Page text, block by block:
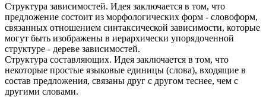
Структура зависимостей. Идея заключается в том, что
предложение состоит из морфологических форм - словоформ,
связанных отношением синтаксической зависимости, которые
могут быть изображены в иерархически упорядоченной
структуре - дереве зависимостей.
Структура составляющих. Идея заключается в том, что
некоторые простые языковые единицы (слова), входящие в
состав предложения, связаны друг с другом теснее, чем с
другими словами.